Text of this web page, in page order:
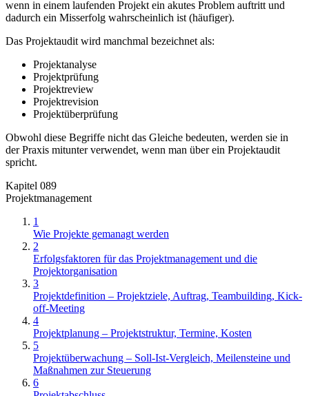
wenn in einem laufenden Projekt ein akutes Problem auftritt und
dadurch ein Misserfolg wahrscheinlich ist (häufiger).
Das Projektaudit wird manchmal bezeichnet als:
Projektanalyse
Projektprüfung
Projektreview
Projektrevision
Projektüberprüfung
Obwohl diese Begriffe nicht das Gleiche bedeuten, werden sie in
der Praxis mitunter verwendet, wenn man über ein Projektaudit
spricht.
Kapitel 089
Projektmanagement
1
Wie Projekte gemanagt werden
2
Erfolgsfaktoren für das Projektmanagement und die
Projektorganisation
3
Projektdefinition – Projektziele, Auftrag, Teambuilding, Kick-
off-Meeting
4
Projektplanung – Projektstruktur, Termine, Kosten
5
Projektüberwachung – Soll-Ist-Vergleich, Meilensteine und
Maßnahmen zur Steuerung
6